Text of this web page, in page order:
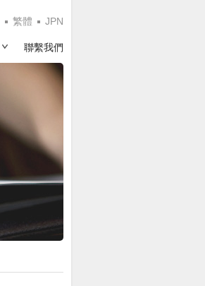
聯繫我們
繁體 JPN